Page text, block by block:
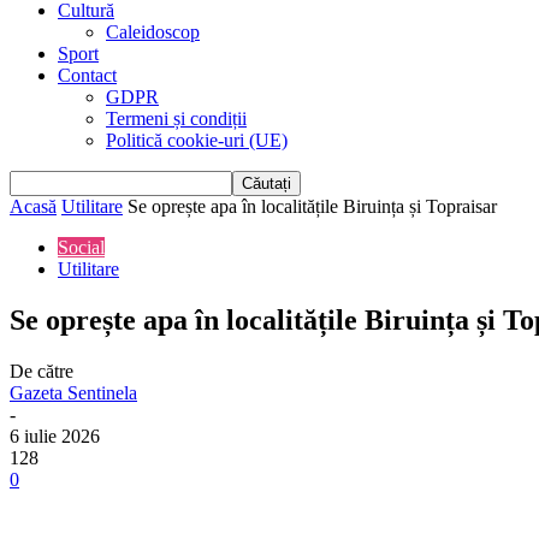
Cultură
Caleidoscop
Sport
Contact
GDPR
Termeni și condiții
Politică cookie-uri (UE)
Acasă Utilitare Se oprește apa în localitățile Biruința și Topraisar
Social
Utilitare
Se oprește apa în localitățile Biruința și
De către
Gazeta Sentinela
-
6 iulie 2026
128
0